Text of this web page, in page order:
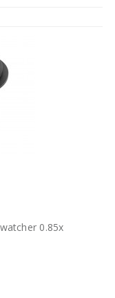
0.85x